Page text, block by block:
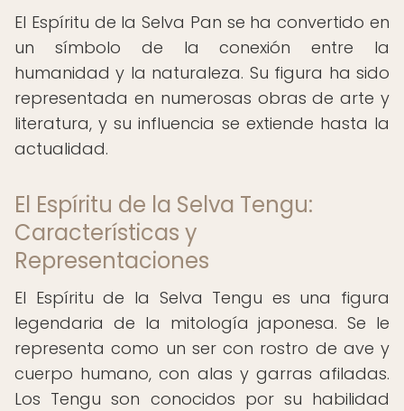
El Espíritu de la Selva Pan se ha convertido en
un símbolo de la conexión entre la
humanidad y la naturaleza. Su figura ha sido
representada en numerosas obras de arte y
literatura, y su influencia se extiende hasta la
actualidad.
El Espíritu de la Selva Tengu:
Características y
Representaciones
El Espíritu de la Selva Tengu es una figura
legendaria de la mitología japonesa. Se le
representa como un ser con rostro de ave y
cuerpo humano, con alas y garras afiladas.
Los Tengu son conocidos por su habilidad